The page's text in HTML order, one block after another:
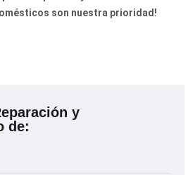
y
de:
son nuestra prioridad!